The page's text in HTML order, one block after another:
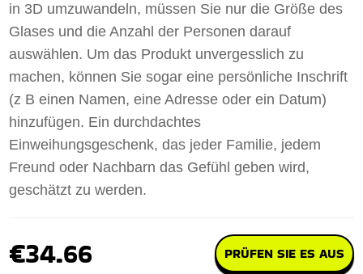
in 3D umzuwandeln, müssen Sie nur die Größe des
Glases und die Anzahl der Personen darauf
auswählen. Um das Produkt unvergesslich zu
machen, können Sie sogar eine persönliche Inschrift
(z B einen Namen, eine Adresse oder ein Datum)
hinzufügen. Ein durchdachtes
Einweihungsgeschenk, das jeder Familie, jedem
Freund oder Nachbarn das Gefühl geben wird,
geschätzt zu werden.
€34.66 PRÜFEN SIE ES AUS